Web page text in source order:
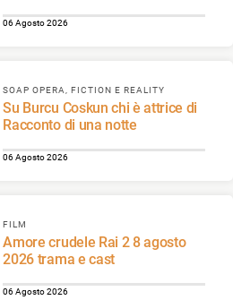
06 Agosto 2026
SOAP OPERA, FICTION E REALITY
Su Burcu Coskun chi è attrice di
Racconto di una notte
06 Agosto 2026
FILM
Amore crudele Rai 2 8 agosto
2026 trama e cast
06 Agosto 2026